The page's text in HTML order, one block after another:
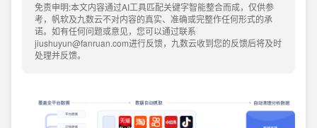
免责申明:本文内容通过AI工具匹配关键字智能整合而成，仅供参
考，帆软及九数云不对内容的真实、准确或完整作任何形式的承
诺。如有任何问题或意见，您可以通过联系
jiushuyun@fanruan.com进行反馈，九数云收到您的反馈后将及时
处理并反馈。